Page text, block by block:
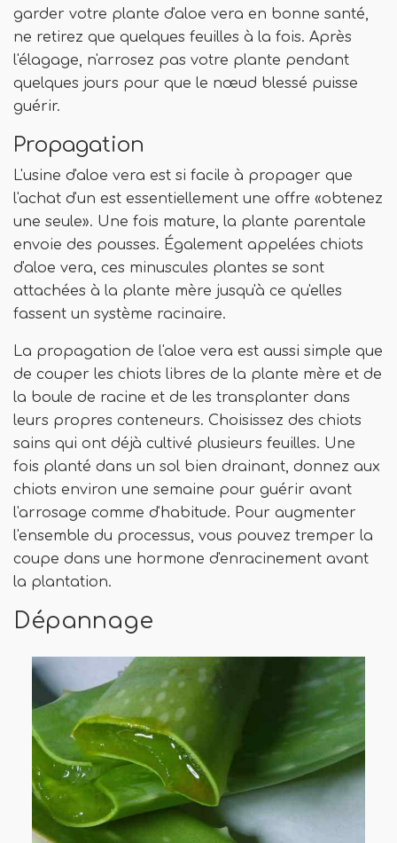
garder votre plante d'aloe vera en bonne santé,
ne retirez que quelques feuilles à la fois. Après
l'élagage, n'arrosez pas votre plante pendant
quelques jours pour que le nœud blessé puisse
guérir.
Propagation
L'usine d'aloe vera est si facile à propager que
l'achat d'un est essentiellement une offre «obtenez
une seule». Une fois mature, la plante parentale
envoie des pousses. Également appelées chiots
d'aloe vera, ces minuscules plantes se sont
attachées à la plante mère jusqu'à ce qu'elles
fassent un système racinaire.
La propagation de l'aloe vera est aussi simple que
de couper les chiots libres de la plante mère et de
la boule de racine et de les transplanter dans
leurs propres conteneurs. Choisissez des chiots
sains qui ont déjà cultivé plusieurs feuilles. Une
fois planté dans un sol bien drainant, donnez aux
chiots environ une semaine pour guérir avant
l'arrosage comme d'habitude. Pour augmenter
l'ensemble du processus, vous pouvez tremper la
coupe dans une hormone d'enracinement avant
la plantation.
Dépannage